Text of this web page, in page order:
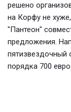
решено
на Корфу не
"Пантеон"
предложения.
пятизвездочный
порядка 700 евро.